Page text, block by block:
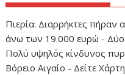
Πιερία: Διαρρήκτες πήραν
άνω των 19.000 ευρώ - Δύο
Πολύ υψηλός κίνδυνος
Βόρειο Αιγαίο - Δείτε Χάρτη